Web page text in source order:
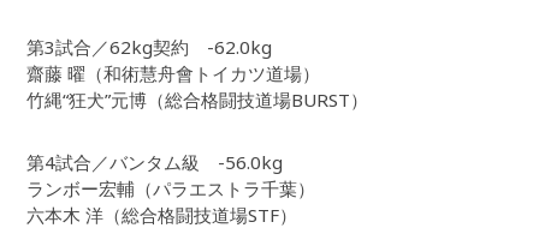
第3試合／62kg契約 -62.0kg
齋藤 曜（和術慧舟會トイカツ道場）
竹縄“狂犬”元博（総合格闘技道場BURST）
第4試合／バンタム級 -56.0kg
ランボー宏輔（パラエストラ千葉）
六本木 洋（総合格闘技道場STF）